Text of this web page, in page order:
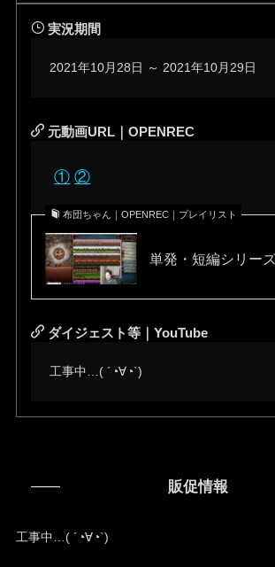
実況期間
2021年10月28日 ～ 2021年10月29日
元動画URL｜OPENREC
① ②
布団ちゃん｜OPENREC｜プレイリスト
単発・短編シリー
ダイジェスト等｜YouTube
工事中…( ´◔∀◔`)ゞ
販促情報
工事中…( ´◔∀◔`)ゞ